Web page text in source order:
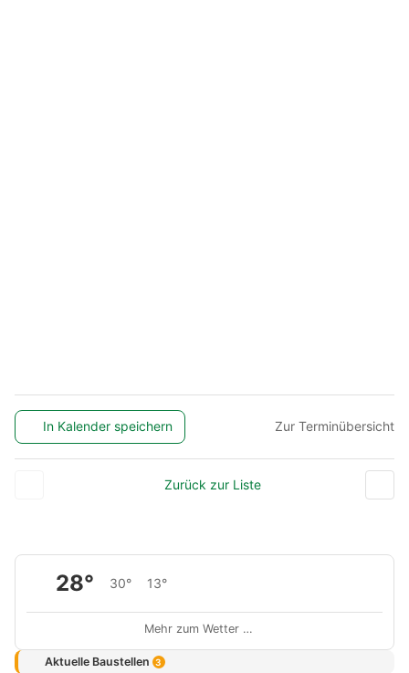
In Kalender speichern Zur Terminübersicht
Zurück zur Liste
28° 30° 13°
Mehr zum Wetter …
Aktuelle Baustellen 3